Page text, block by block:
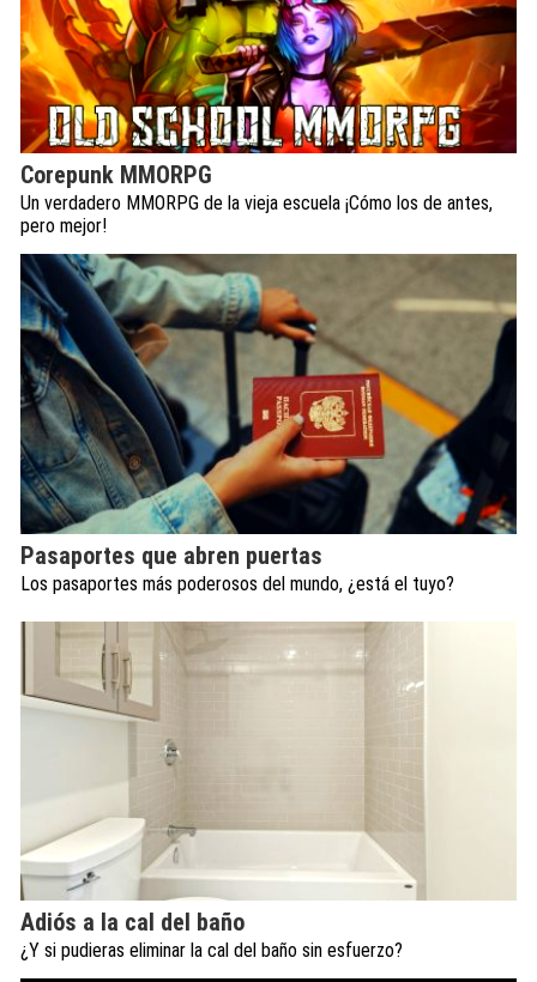
Corepunk MMORPG
Un verdadero MMORPG de la vieja escuela ¡Cómo los de antes,
pero mejor!
Pasaportes que abren puertas
Los pasaportes más poderosos del mundo, ¿está el tuyo?
Adiós a la cal del baño
¿Y si pudieras eliminar la cal del baño sin esfuerzo?